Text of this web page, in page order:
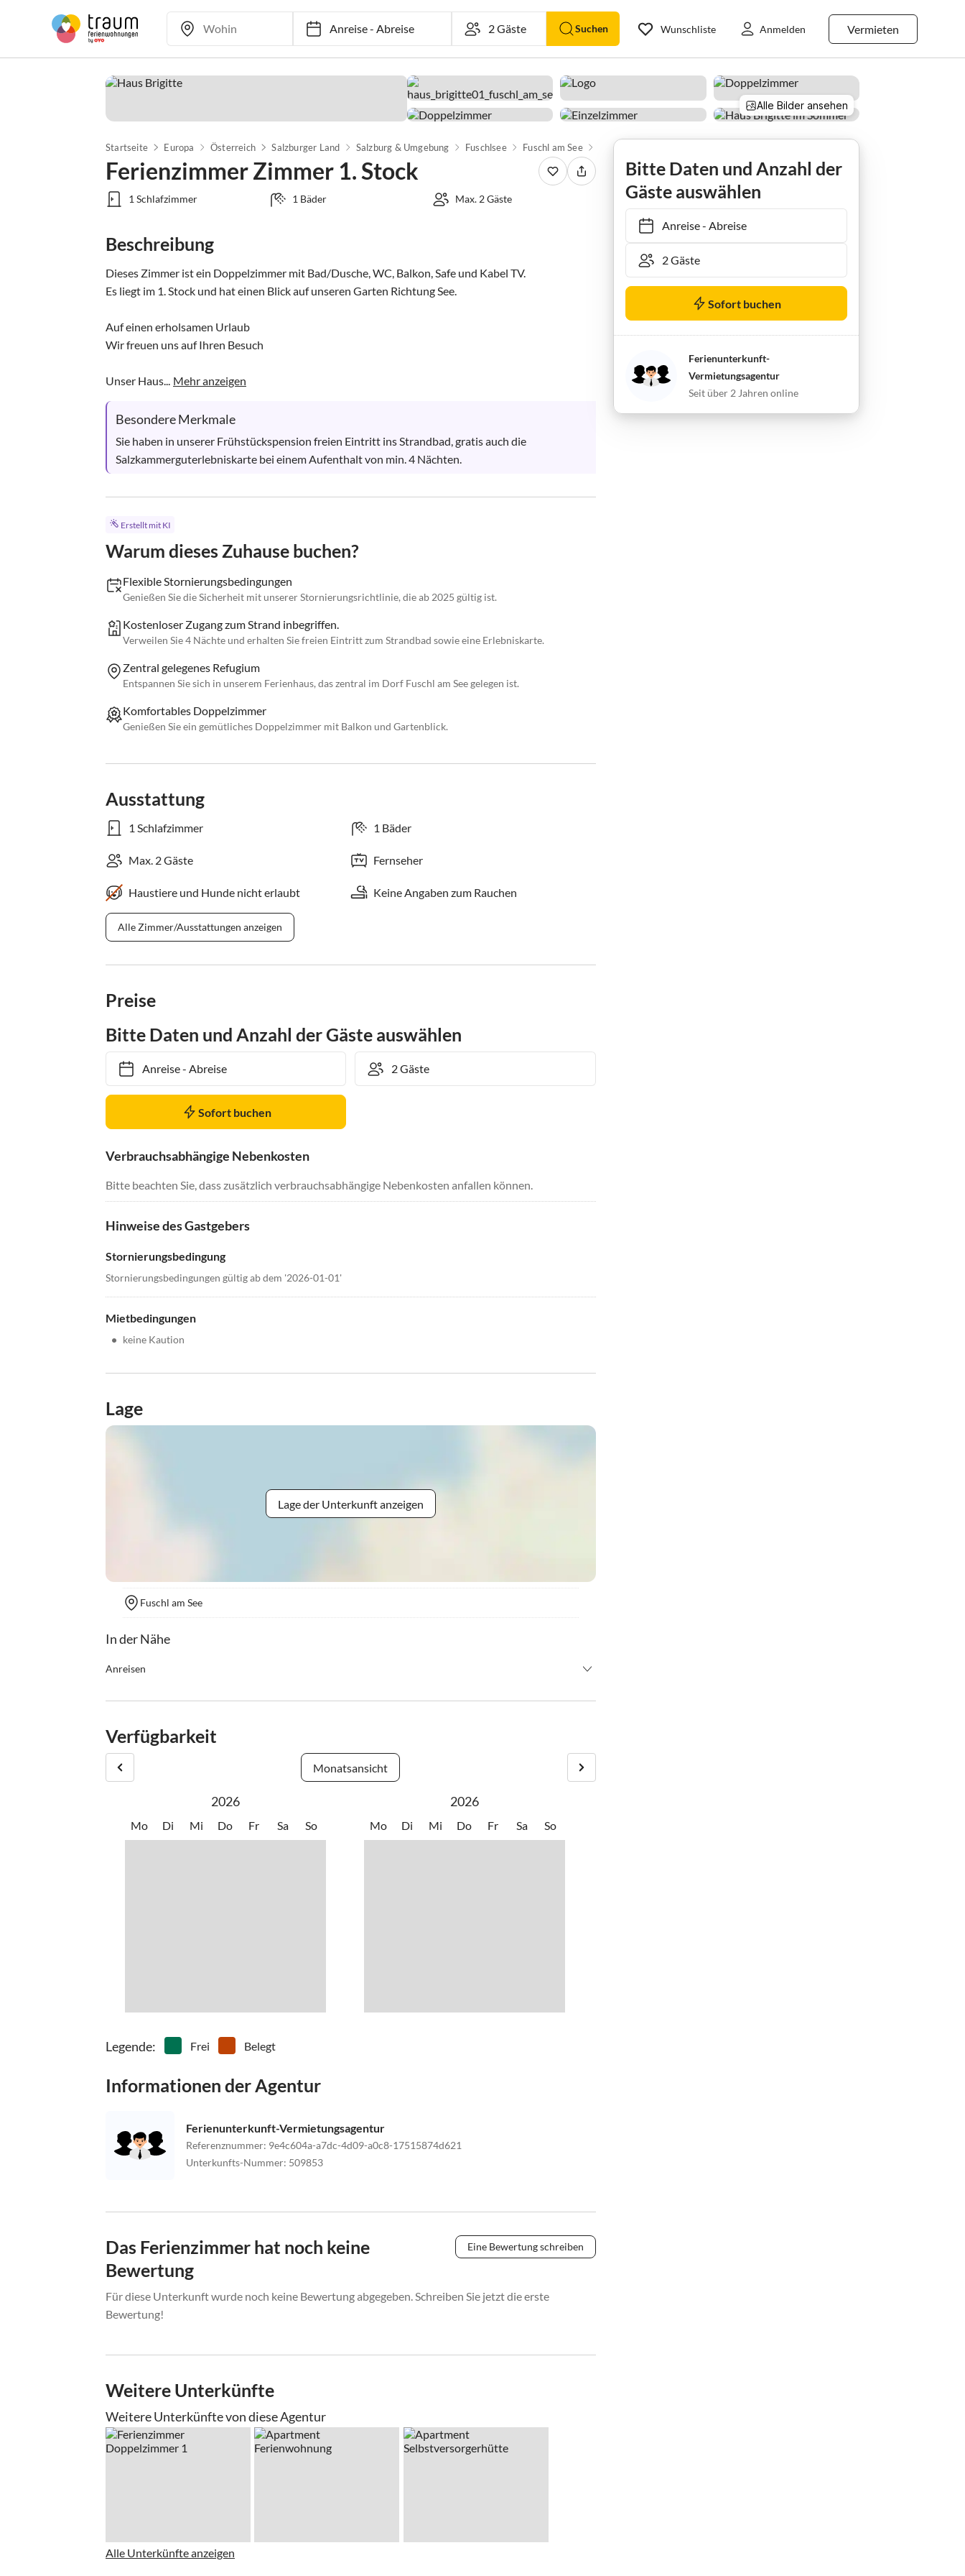
Anreise-Abreise Suchen Vermieten
Wunschliste Anmelden
Alle Bilder ansehen
Startseite Europa Österreich Salzburger Land Salzburg & Umgebung Fuschlsee Fuschl am See Ferienzimmer Zimmer 1. Stock
Ferienzimmer Zimmer 1. Stock
1 Schlafzimmer 1 Bäder Max. 2 Gäste
Beschreibung
Dieses Zimmer ist ein Doppelzimmer mit Bad/Dusche, WC, Balkon, Safe und Kabel TV.
Es liegt im 1. Stock und hat einen Blick auf unseren Garten Richtung See.
Auf einen erholsamen Urlaub
Wir freuen uns auf Ihren Besuch
Unser Haus... Mehr anzeigen
Besondere Merkmale
Sie haben in unserer Frühstückspension freien Eintritt ins Strandbad, gratis auch die
Salzkammerguterlebniskarte bei einem Aufenthalt von min. 4 Nächten.
Erstellt mit KI
Warum dieses Zuhause buchen?
Flexible Stornierungsbedingungen
Genießen Sie die Sicherheit mit unserer Stornierungsrichtlinie, die ab 2025 gültig ist.
Kostenloser Zugang zum Strand inbegriffen.
Verweilen Sie 4 Nächte und erhalten Sie freien Eintritt zum Strandbad sowie eine Erlebniskarte.
Zentral gelegenes Refugium
Entspannen Sie sich in unserem Ferienhaus, das zentral im Dorf Fuschl am See gelegen ist.
Komfortables Doppelzimmer
Genießen Sie ein gemütliches Doppelzimmer mit Balkon und Gartenblick.
Ausstattung
1 Schlafzimmer 1 Bäder
Max. 2 Gäste Fernseher
Haustiere und Hunde nicht erlaubt Keine Angaben zum Rauchen
Alle Zimmer/Ausstattungen anzeigen
Preise
Bitte Daten und Anzahl der Gäste auswählen
Anreise- Abreise
Sofort buchen
Verbrauchsabhängige Nebenkosten
Bitte beachten Sie, dass zusätzlich verbrauchsabhängige Nebenkosten anfallen können.
Hinweise des Gastgebers
Stornierungsbedingung
Stornierungsbedingungen gültig ab dem '2026-01-01'
Mietbedingungen
• keine Kaution
Lage
Lage der Unterkunft anzeigen
Fuschl am See
In der Nähe
Anreisen
Ortseinfahrt (Kirche) links - 1. Kreuzung rechts - nach ca. 50 Meter links.
Mit dem Zug:
See Postamt aussteigen - ca. 50 Meter Richtung St.Gilgen auf der linken Seite.
Verfügbarkeit
Monatsansicht
2026
Mo Di Mi Do Fr Sa So
2026
Mo Di Mi Do Fr Sa So
Legende: Frei Belegt
Informationen der Agentur
Ferienunterkunft-Vermietungsagentur
Referenznummer: 9e4c604a-a7dc-4d09-a0c8-17515874d621
Unterkunfts-Nummer: 509853
Das Ferienzimmer hat noch keine
Bewertung
Eine Bewertung schreiben
Für diese Unterkunft wurde noch keine Bewertung abgegeben. Schreiben Sie jetzt die erste
Bewertung!
Weitere Unterkünfte
Weitere Unterkünfte von diese Agentur
Alle Unterkünfte anzeigen
Bitte Daten und Anzahl der
Gäste auswählen
Anreise- Abreise
Sofort buchen
Ferienunterkunft-
Vermietungsagentur
Seit über 2 Jahren online